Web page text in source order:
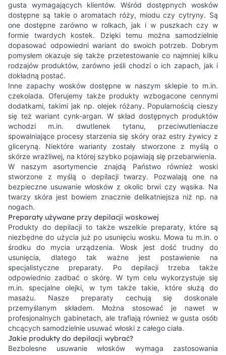
gusta wymagających klientów. Wśród dostępnych wosków
dostępne są takie o aromatach róży, miodu czy cytryny. Są
one dostępne zarówno w rolkach, jak i w puszkach czy w
formie twardych kostek. Dzięki temu można samodzielnie
dopasować odpowiedni wariant do swoich potrzeb. Dobrym
pomysłem okazuje się także przetestowanie co najmniej kilku
rodzajów produktów, zarówno jeśli chodzi o ich zapach, jak i
dokładną postać.
Inne zapachy wosków dostępne w naszym sklepie to m.in.
czekolada. Oferujemy także produkty wzbogacone cennymi
dodatkami, takimi jak np. olejek różany. Popularnością cieszy
się też wariant cynk-argan. W skład dostępnych produktów
wchodzi m.in. dwutlenek tytanu, przeciwutleniacze
spowalniające procesy starzenia się skóry oraz estry żywicy z
gliceryną. Niektóre warianty zostały stworzone z myślą o
skórze wrażliwej, na której szybko pojawiają się przebarwienia.
W naszym asortymencie znajdą Państwo również woski
stworzone z myślą o depilacji twarzy. Pozwalają one na
bezpieczne usuwanie włosków z okolic brwi czy wąsika. Na
twarzy skóra jest bowiem znacznie delikatniejsza niż np. na
nogach.
Preparaty używane przy depilacji woskowej
Produkty do depilacji to także wszelkie preparaty, które są
niezbędne do użycia już po usunięciu wosku. Mowa tu m.in. o
środku do mycia urządzenia. Wosk jest dość trudny do
usunięcia, dlatego tak ważne jest postawienie na
specjalistyczne preparaty. Po depilacji trzeba także
odpowiednio zadbać o skórę. W tym celu wykorzystuje się
m.in. specjalne olejki, w tym także takie, które służą do
masażu. Nasze preparaty cechują się doskonale
przemyślanym składem. Można stosować je nawet w
profesjonalnych gabinetach, ale trafiają również w gusta osób
chcących samodzielnie usuwać włoski z całego ciała.
Jakie produkty do depilacji wybrać?
Bezbolesne usuwanie włosków wymaga zastosowania